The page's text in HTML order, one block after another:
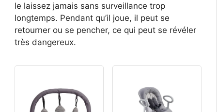
le laissez jamais sans surveillance trop
longtemps. Pendant qu’il joue, il peut se
retourner ou se pencher, ce qui peut se révéler
très dangereux.